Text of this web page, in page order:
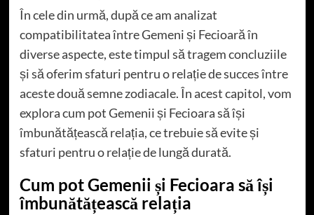
În cele din urmă, după ce am analizat
compatibilitatea între Gemeni și Fecioară în
diverse aspecte, este timpul să tragem concluziile
și să oferim sfaturi pentru o relație de succes între
aceste două semne zodiacale. În acest capitol, vom
explora cum pot Gemenii și Fecioara să își
îmbunătățească relația, ce trebuie să evite și
sfaturi pentru o relație de lungă durată.
Cum pot Gemenii și Fecioara să își
îmbunătățească relația